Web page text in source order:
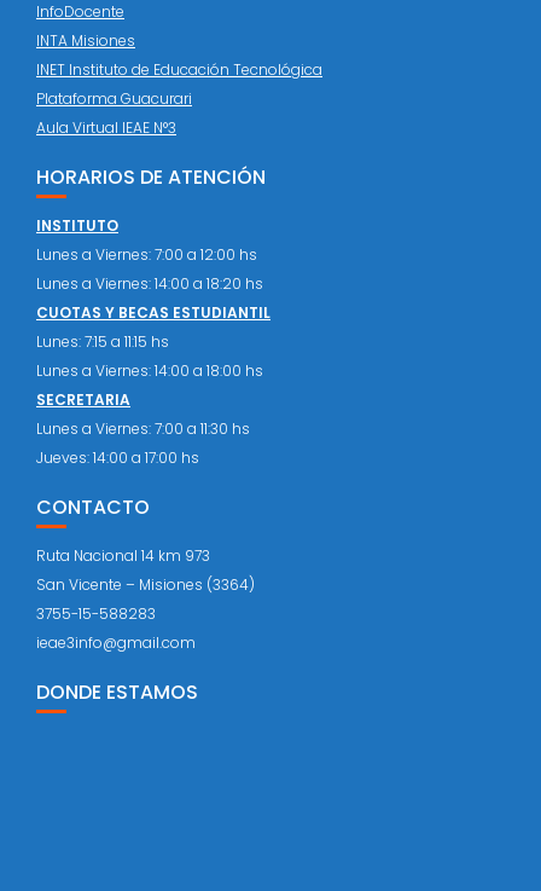
InfoDocente
INTA Misiones
INET Instituto de Educación Tecnológica
Plataforma Guacurari
Aula Virtual IEAE N°3
HORARIOS DE ATENCIÓN
INSTITUTO
Lunes a Viernes: 7:00 a 12:00 hs
Lunes a Viernes: 14:00 a 18:20 hs
CUOTAS Y BECAS ESTUDIANTIL
Lunes: 7:15 a 11:15 hs
Lunes a Viernes: 14:00 a 18:00 hs
SECRETARIA
Lunes a Viernes: 7:00 a 11:30 hs
Jueves: 14:00 a 17:00 hs
CONTACTO
Ruta Nacional 14 km 973
San Vicente – Misiones (3364)
3755-15-588283
ieae3info@gmail.com
DONDE ESTAMOS